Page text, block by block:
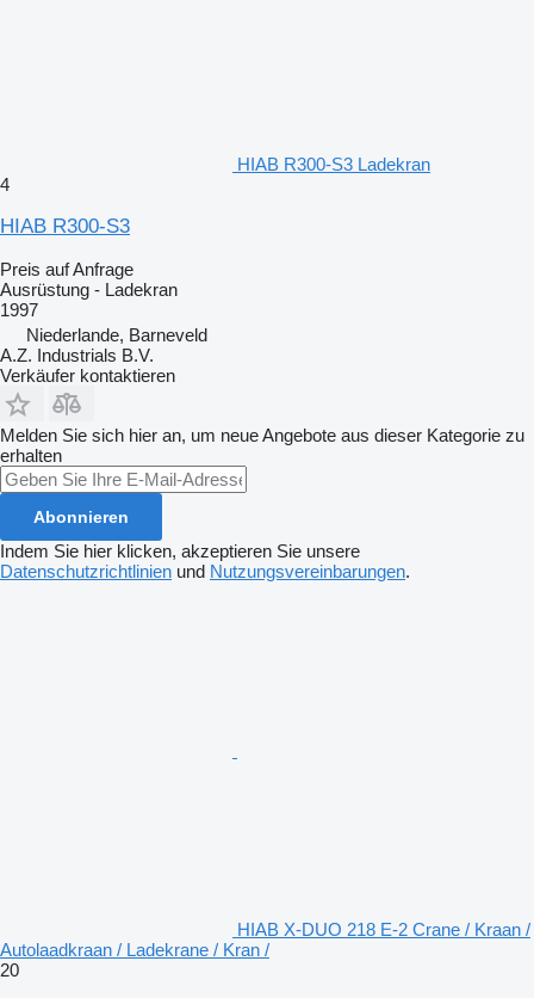
HIAB R300-S3 Ladekran
4
HIAB R300-S3
Preis auf Anfrage
Ausrüstung - Ladekran
1997
Niederlande, Barneveld
A.Z. Industrials B.V.
Verkäufer kontaktieren
Melden Sie sich hier an, um neue Angebote aus dieser Kategorie zu
erhalten
Abonnieren
Indem Sie hier klicken, akzeptieren Sie unsere
Datenschutzrichtlinien und Nutzungsvereinbarungen.
HIAB X-DUO 218 E-2 Crane / Kraan /
Autolaadkraan / Ladekrane / Kran /
20